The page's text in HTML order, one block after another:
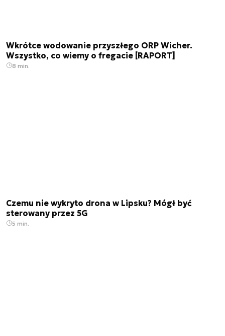
Wkrótce wodowanie przyszłego ORP Wicher.
Wszystko, co wiemy o fregacie [RAPORT]
8 min.
Czemu nie wykryto drona w Lipsku? Mógł być
sterowany przez 5G
5 min.